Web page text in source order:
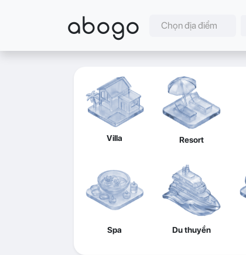
abogo Chọn địa điểm
Villa Resort
Spa Du thuyền